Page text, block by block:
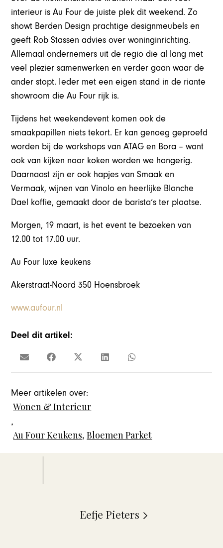
interieur is Au Four de juiste plek dit weekend. Zo
showt Berden Design prachtige designmeubels en
geeft Rob Stassen advies over woninginrichting.
Allemaal ondernemers uit de regio die al lang met
veel plezier samenwerken en verder gaan waar de
ander stopt. Ieder met een eigen stand in de riante
showroom die Au Four rijk is.
Tijdens het weekendevent komen ook de
smaakpapillen niets tekort. Er kan genoeg geproefd
worden bij de workshops van ATAG en Bora – want
ook van kíjken naar koken worden we hongerig.
Daarnaast zijn er ook hapjes van Smaak en
Vermaak, wijnen van Vinolo en heerlijke Blanche
Dael koffie, gemaakt door de barista’s ter plaatse.
Morgen, 19 maart, is het event te bezoeken van
12.00 tot 17.00 uur.
Au Four luxe keukens
Akerstraat-Noord 350 Hoensbroek
www.aufour.nl
Deel dit artikel:
Meer artikelen over:
Wonen & Interieur
,
Au Four Keukens,Bloemen Parket
Eefje Pieters